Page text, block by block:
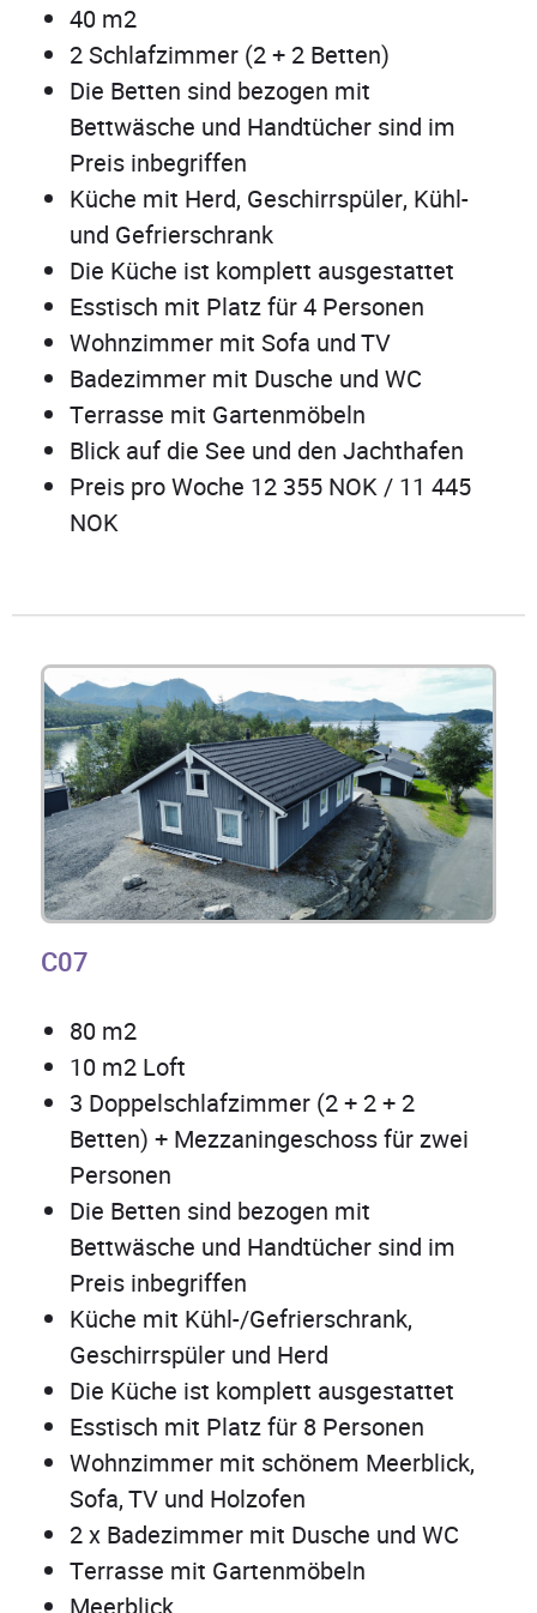
40 m2
2 Schlafzimmer (2 + 2 Betten)
Die Betten sind bezogen mit
Bettwäsche und Handtücher sind im
Preis inbegriffen
Küche mit Herd, Geschirrspüler, Kühl-
und Gefrierschrank
Die Küche ist komplett ausgestattet
Esstisch mit Platz für 4 Personen
Wohnzimmer mit Sofa und TV
Badezimmer mit Dusche und WC
Terrasse mit Gartenmöbeln
Blick auf die See und den Jachthafen
Preis pro Woche 12 355 NOK / 11 445
NOK
C07
80 m2
10 m2 Loft
3 Doppelschlafzimmer (2 + 2 + 2
Betten) + Mezzaningeschoss für zwei
Personen
Die Betten sind bezogen mit
Bettwäsche und Handtücher sind im
Preis inbegriffen
Küche mit Kühl-/Gefrierschrank,
Geschirrspüler und Herd
Die Küche ist komplett ausgestattet
Esstisch mit Platz für 8 Personen
Wohnzimmer mit schönem Meerblick,
Sofa, TV und Holzofen
2 x Badezimmer mit Dusche und WC
Terrasse mit Gartenmöbeln